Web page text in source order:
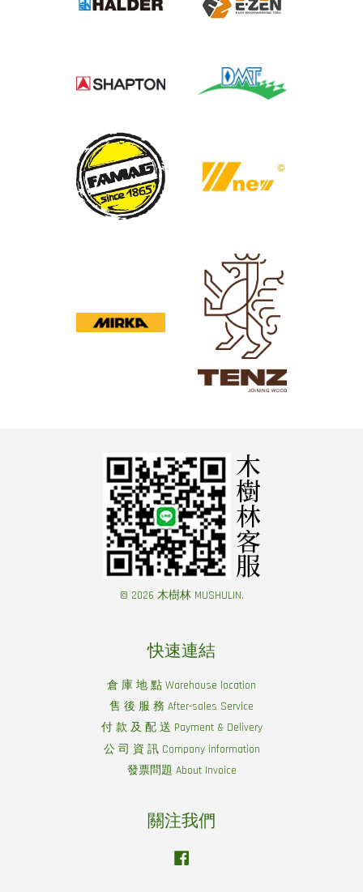
© 2026 木樹林 MUSHULIN.
快速連結
倉 庫 地 點 Warehouse location
售 後 服 務 After-sales Service
付 款 及 配 送 Payment & Delivery
公 司 資 訊 Company information
發票問題 About Invoice
關注我們